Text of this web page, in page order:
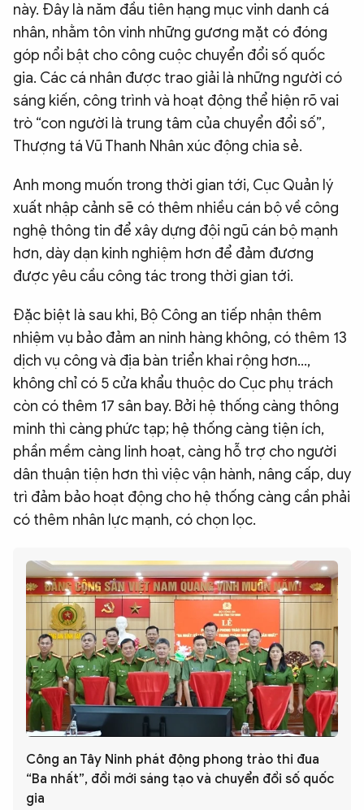
này. Đây là năm đầu tiên hạng mục vinh danh cá
nhân, nhằm tôn vinh những gương mặt có đóng
góp nổi bật cho công cuộc chuyển đổi số quốc
gia. Các cá nhân được trao giải là những người có
sáng kiến, công trình và hoạt động thể hiện rõ vai
trò “con người là trung tâm của chuyển đổi số”,
Thượng tá Vũ Thanh Nhân xúc động chia sẻ.
Anh mong muốn trong thời gian tới, Cục Quản lý
xuất nhập cảnh sẽ có thêm nhiều cán bộ về công
nghệ thông tin để xây dựng đội ngũ cán bộ mạnh
hơn, dày dạn kinh nghiệm hơn để đảm đương
được yêu cầu công tác trong thời gian tới.
Đặc biệt là sau khi, Bộ Công an tiếp nhận thêm
nhiệm vụ bảo đảm an ninh hàng không, có thêm 13
dịch vụ công và địa bàn triển khai rộng hơn…,
không chỉ có 5 cửa khẩu thuộc do Cục phụ trách
còn có thêm 17 sân bay. Bởi hệ thống càng thông
minh thì càng phức tạp; hệ thống càng tiện ích,
phần mềm càng linh hoạt, càng hỗ trợ cho người
dân thuận tiện hơn thì việc vận hành, nâng cấp, duy
trì đảm bảo hoạt động cho hệ thống càng cần phải
có thêm nhân lực mạnh, có chọn lọc.
Công an Tây Ninh phát động phong trào thi đua
“Ba nhất”, đổi mới sáng tạo và chuyển đổi số quốc
gia